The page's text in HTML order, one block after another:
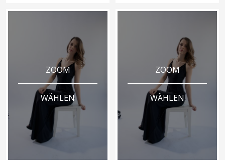
ZOOM
WÄHLEN
ZOOM
WÄHLEN